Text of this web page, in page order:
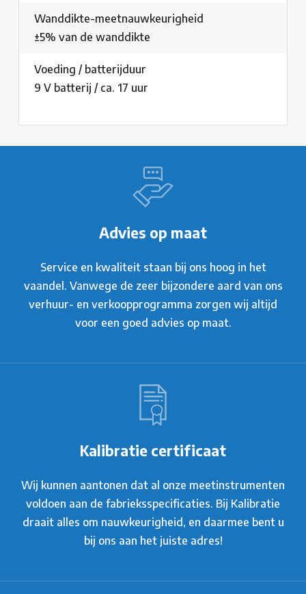
Wanddikte-meetnauwkeurigheid
±5% van de wanddikte
Voeding / batterijduur
9 V batterij / ca. 17 uur
Advies op maat
Service en kwaliteit staan bij ons hoog in het
vaandel. Vanwege de zeer bijzondere aard van ons
verhuur- en verkoopprogramma zorgen wij altijd
voor een goed advies op maat.
Kalibratie certificaat
Wij kunnen aantonen dat al onze meetinstrumenten
voldoen aan de fabrieksspecificaties. Bij Kalibratie
draait alles om nauwkeurigheid, en daarmee bent u
bij ons aan het juiste adres!